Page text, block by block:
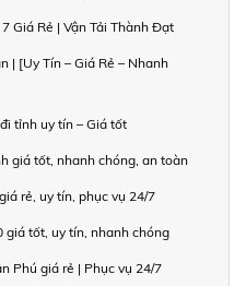
Giá Rẻ | Vận Tải Thành Đạt
| [Uy Tín – Giá Rẻ – Nhanh
tỉnh uy tín – Giá tốt
giá tốt, nhanh chóng, an toàn
rẻ, uy tín, phục vụ 24/7
giá tốt, uy tín, nhanh chóng
Phú giá rẻ | Phục vụ 24/7